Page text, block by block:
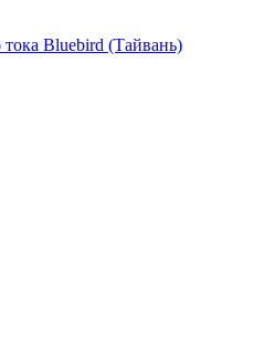
Bluebird (Тайвань)